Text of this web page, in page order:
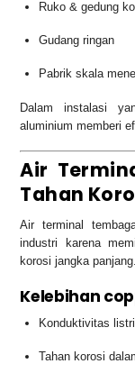
Ruko & gedung
Gudang ringan
Pabrik skala
Dalam instalasi
aluminium memberi
Air
Tahan
Air terminal
industri karena
korosi jangka panjang.
Kelebihan
Konduktivitas
Tahan korosi